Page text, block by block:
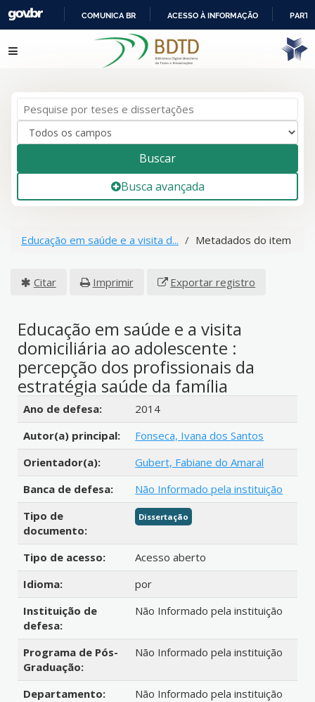
IR
PARA
COMUNICA BR ACESSO À INFORMAÇÃO
Pular para o conteúdo
Buscar
Busca avançada
Educação em saúde e a visita d... Metadados do item
Citar Imprimir Exportar registro
Educação em saúde e a visita
domiciliária ao adolescente :
percepção dos profissionais da
estratégia saúde da família
Detalhes bibliográficos
Ano de defesa:
2014
Autor(a) principal:
Fonseca, Ivana dos Santos
Orientador(a):
Gubert, Fabiane do Amaral
Banca de defesa:
Não Informado pela instituição
Tipo de
documento:
Dissertação
Tipo de acesso:
Acesso aberto
Idioma:
por
Instituição de
defesa:
Não Informado pela instituição
Programa de Pós-
Graduação:
Não Informado pela instituição
Departamento:
Não Informado pela instituição